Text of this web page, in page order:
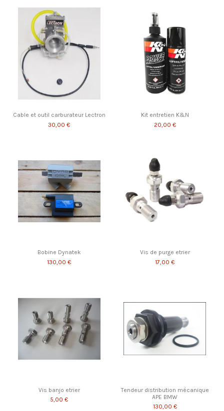
Cable et outil carburateur Lectron
30,00 €
Kit entretien K&N
20,00 €
Bobine Dynatek
130,00 €
Vis de purge etrier
17,00 €
Vis banjo etrier
5,00 €
Tendeur distribution mécanique
APE BMW
130,00 €